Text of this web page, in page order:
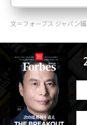
文＝フォーブス ジャパン